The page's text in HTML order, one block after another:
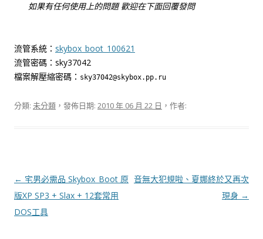
如果有任何使用上的問題 歡迎在下面回覆發問
流管系統： skybox_boot_100621
流管密碼：sky37042
檔案解壓縮密碼： sky37042@skybox.pp.ru
分類: 未分類 ，發佈日期: 2010 年 06 月 22 日 ，作者:
文
章
導
← 宅男必需品 Skybox_Boot 原
版XP SP3 + Slax + 12套常用
DOS工具
音無大犯規啦、夏娜終於又再次
現身 →